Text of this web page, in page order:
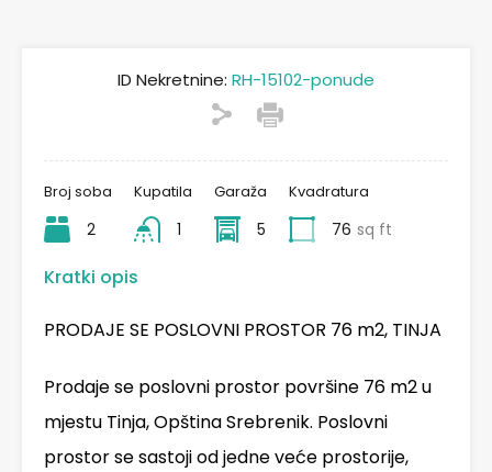
ID Nekretnine: RH-15102-ponude
Broj soba
2
Kupatila
1
Garaža
5
Kvadratura
76 sq ft
Kratki opis
PRODAJE SE POSLOVNI PROSTOR 76 m2, TINJA
Prodaje se poslovni prostor površine 76 m2 u
mjestu Tinja, Opština Srebrenik. Poslovni
prostor se sastoji od jedne veće prostorije,